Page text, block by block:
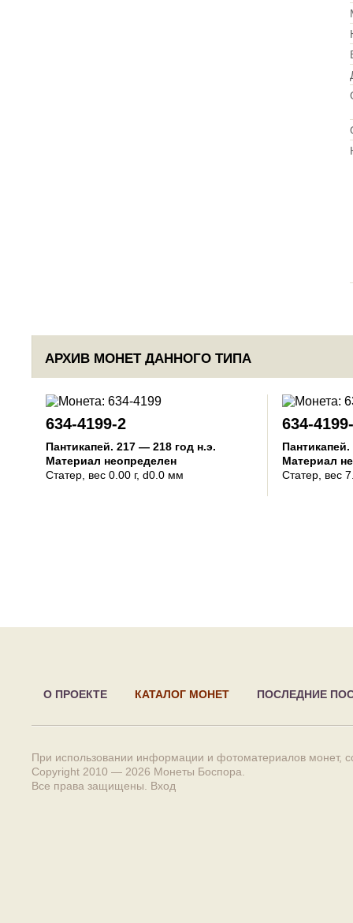
АРХИВ МОНЕТ ДАННОГО ТИПА
634-4199-2
Пантикапей. 217 — 218 год н.э.
Материал неопределен
Статер , вес 0.00 г, d0.0 мм
634-
Пантикапей.
Материал
Статер , вес
О ПРОЕКТЕ КАТАЛОГ МОНЕТ ПОСЛЕДНИЕ
При использовании информации и фотоматериалов монет,
Copyright 2010 — 2026 Монеты Боспора
Все права защищены. Вход